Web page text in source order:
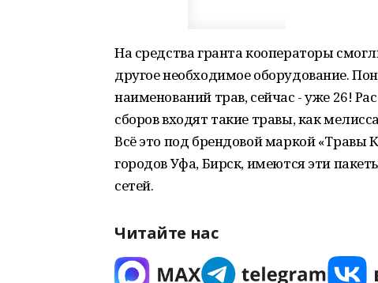
На средства гранта кооператоры
другое необходимое оборудование.
наименований трав, сейчас - уже 26!
сборов входят такие травы, как
Всё это под брендовой маркой «Травы
городов Уфа, Бирск, имеются эти
сетей.
Читайте нас